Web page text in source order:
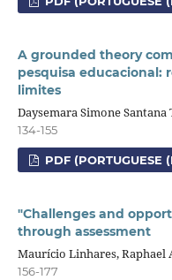
A grounded theory
pesquisa educacional:
limites
Daysemara Simone
134-155
PDF (PORTUGUESE
"Challenges and
through assessment
Maurício Linhares, Raphael
156-177